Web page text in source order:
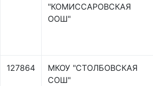
"КОМИССАРОВСКАЯ
ООШ"
127864
МКОУ "СТОЛБОВСКАЯ
СОШ"